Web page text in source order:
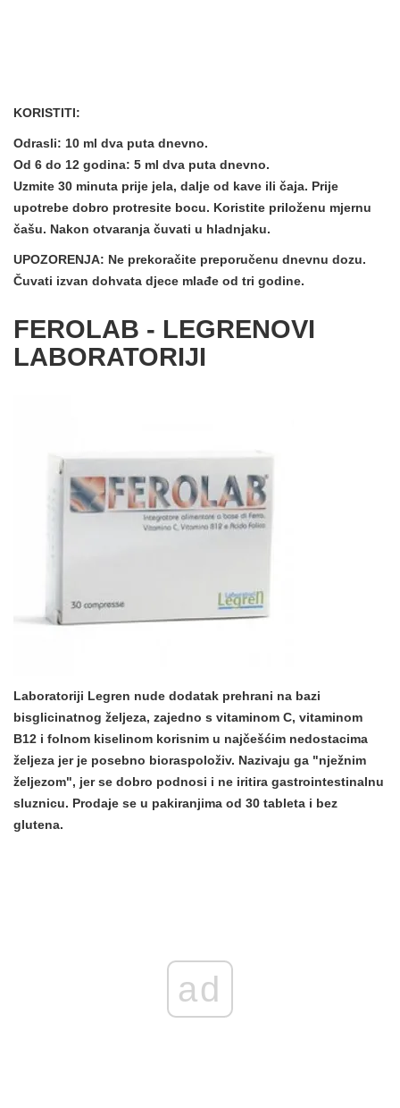
KORISTITI:
Odrasli: 10 ml dva puta dnevno.
Od 6 do 12 godina: 5 ml dva puta dnevno.
Uzmite 30 minuta prije jela, dalje od kave ili čaja. Prije
upotrebe dobro protresite bocu. Koristite priloženu mjernu
čašu. Nakon otvaranja čuvati u hladnjaku.
UPOZORENJA: Ne prekoračite preporučenu dnevnu dozu.
Čuvati izvan dohvata djece mlađe od tri godine.
FEROLAB - LEGRENOVI
LABORATORIJI
Laboratoriji Legren nude dodatak prehrani na bazi
bisglicinatnog željeza, zajedno s vitaminom C, vitaminom
B12 i folnom kiselinom korisnim u najčešćim nedostacima
željeza jer je posebno bioraspoloživ. Nazivaju ga "nježnim
željezom", jer se dobro podnosi i ne iritira gastrointestinalnu
sluznicu. Prodaje se u pakiranjima od 30 tableta i bez
glutena.
ad